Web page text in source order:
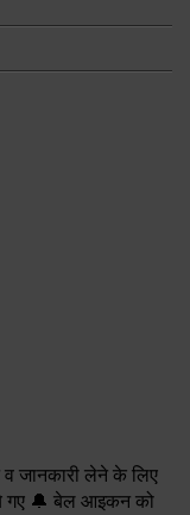
जानकारी लेने के लिए
गए 🔔 बेल आइकन को